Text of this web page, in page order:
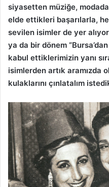
siyasetten müziğe,
elde ettikleri başarılarla,
sevilen isimler de yer
ya da bir dönem
kabul ettiklerimizin yanı
isimlerden artık aramızda
kulaklarını çınlatalım